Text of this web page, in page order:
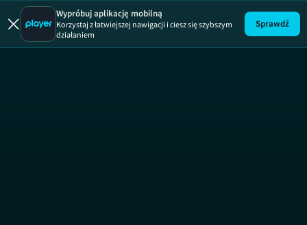
Wypróbuj aplikację mobilną
Korzystaj z łatwiejszej nawigacji i ciesz się szybszym
działaniem
Sprawdź